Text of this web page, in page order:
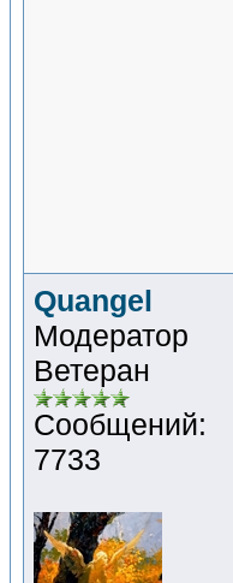
Quangel
Модератор
Ветеран
Сообщений:
7733